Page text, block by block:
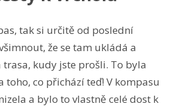
tak si určitě od poslední
že se tam ukládá a
trasa, kudy jste prošli. To byla
toho, co přichází teď! V kompasu
a bylo to vlastně celé dost k